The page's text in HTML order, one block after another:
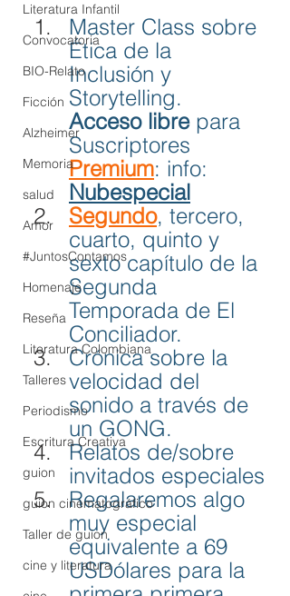
Literatura Infantil
Convocatoria
BIO-Relato
Ficción
Alzheimer
Memoria
salud
Amor
#JuntosContamos
Homenaje
Reseña
Literatura Colombiana
Talleres
Periodismo
Escritura Creativa
guion
guion cinematográfico
Taller de guion
cine y literatura
Master Class sobre
Ética de la
Inclusión y
Storytelling.
Acceso libre para
Suscriptores
Premium: info:
Nubespecial
Segundo, tercero,
cuarto, quinto y
sexto capítulo de la
Segunda
Temporada de El
Conciliador.
Crónica sobre la
velocidad del
sonido a través de
un GONG.
Relatos de/sobre
invitados especiales
Regalaremos algo
muy especial
equivalente a 69
USDólares para la